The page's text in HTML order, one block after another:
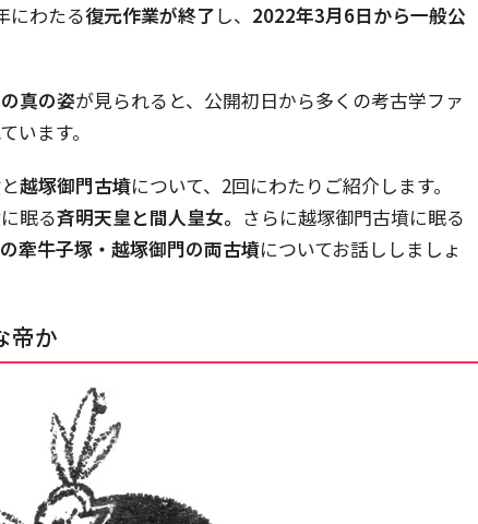
にわたる復元作業が終了 し、 2022年3月6日から一般公
真の姿が見られると、公開初日から多くの考古学ファ
います。
と越塚御門古墳について、2回にわたりご紹介します。
眠る斉明天皇と間人皇女。 さらに越塚御門古墳に眠る
牽牛子塚・越塚御門の両古墳についてお話ししましょ
帝か